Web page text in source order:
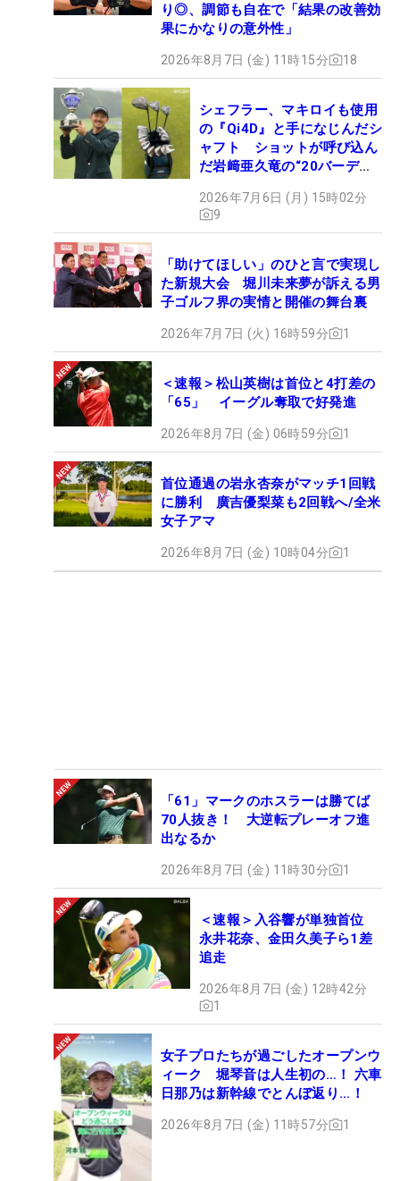
り◎、調節も自在で「結果の改善効
果にかなりの意外性」
2026年8月7日 (金) 11時15分 18
シェフラー、マキロイも使用
の『Qi4D』と手になじんだシ
ャフト ショットが呼び込ん
だ岩﨑亜久竜の“20バーデ
2026年7月6日 (月) 15時02分
9
「助けてほしい」のひと言で実現し
た新規大会 堀川未来夢が訴える男
子ゴルフ界の実情と開催の舞台裏
2026年7月7日 (火) 16時59分 1
＜速報＞松山英樹は首位と4打差の
「65」 イーグル奪取で好発進
2026年8月7日 (金) 06時59分 1
首位通過の岩永杏奈がマッチ1回戦
に勝利 廣吉優梨菜も2回戦へ/全米
女子アマ
2026年8月7日 (金) 10時04分 1
「61」マークのホスラーは勝てば
70人抜き！ 大逆転プレーオフ進
出なるか
2026年8月7日 (金) 11時30分 1
＜速報＞入谷響が単独首位
永井花奈、金田久美子ら1差
追走
2026年8月7日 (金) 12時42分
1
女子プロたちが過ごしたオープンウ
ィーク 堀琴音は人生初の…！ 六車
日那乃は新幹線でとんぼ返り…！
2026年8月7日 (金) 11時57分 1